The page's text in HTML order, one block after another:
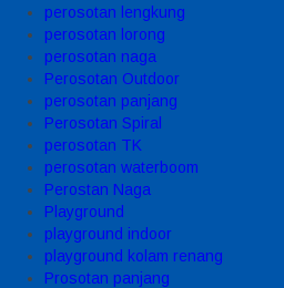
perosotan lengkung
perosotan lorong
perosotan naga
Perosotan Outdoor
perosotan panjang
Perosotan Spiral
perosotan TK
perosotan waterboom
Perostan Naga
Playground
playground indoor
playground kolam renang
Prosotan panjang